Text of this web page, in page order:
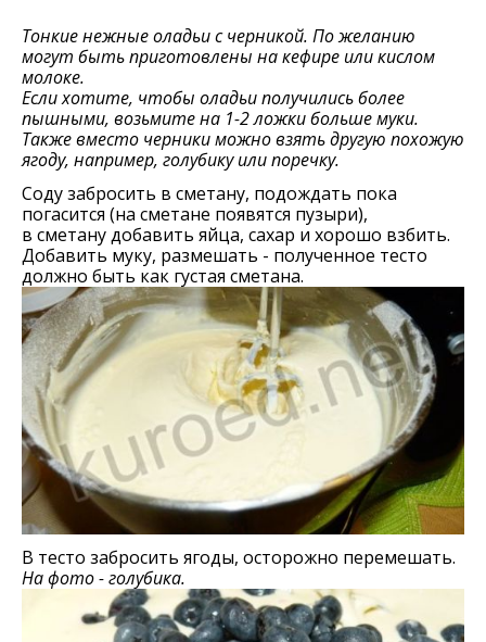
Тонкие нежные оладьи с черникой. По желанию
могут быть приготовлены на кефире или кислом
молоке.
Если хотите, чтобы оладьи получились более
пышными, возьмите на 1-2 ложки больше муки.
Также вместо черники можно взять другую похожую
ягоду, например, голубику или поречку.
Соду забросить в сметану, подождать пока
погасится (на сметане появятся пузыри),
в сметану добавить яйца, сахар и хорошо взбить.
Добавить муку, размешать - полученное тесто
должно быть как густая сметана.
В тесто забросить ягоды, осторожно перемешать.
На фото - голубика.